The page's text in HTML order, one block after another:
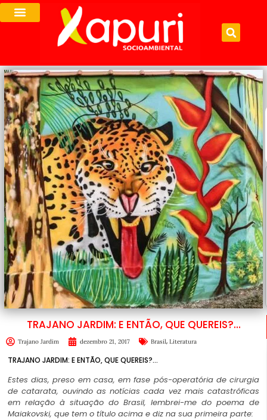
TRAJANO JARDIM: E ENTÃO, QUE QUEREIS?…
Trajano Jardim dezembro 21, 2017 Brasil, Literatura
TRAJANO JARDIM: E ENTÃO, QUE QUEREIS?…
Estes dias, preso em casa, em fase pós-operatória de cirurgia
de catarata, ouvindo as notícias cada vez mais catastróficas
em relação à situação do Brasil, lembrei-me do poema de
Maiakovski, que tem o título acima e diz na sua primeira parte: